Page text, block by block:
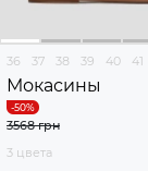
36 37 38 39 40 41
Мокасины
3568 грн
3 цвета